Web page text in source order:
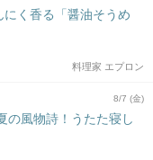
く香る「醤油そうめ
料理家 エプロン
8/7 (金)
の風物詩！うたた寝し